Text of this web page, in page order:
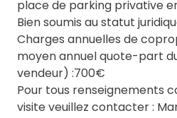
place de parking privative
Bien soumis au statut
Charges annuelles de
moyen annuel quote-part
vendeur) :700€
Pour tous renseignements
visite veuillez contacter :